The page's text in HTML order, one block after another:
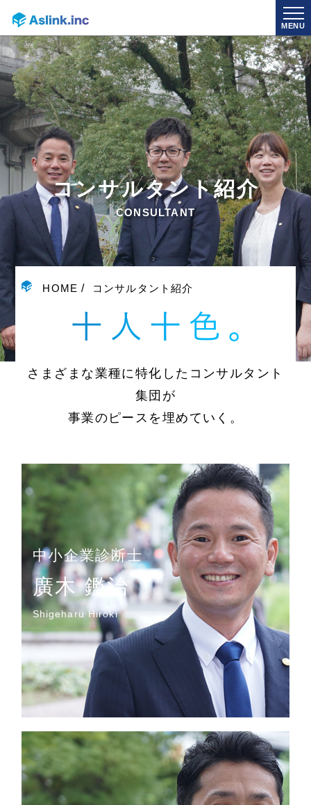
MENU
コンサルタント紹介
CONSULTANT
HOME コンサルタント紹介
さまざまな業種に特化したコンサルタント
集団が
事業のピースを埋めていく。
中小企業診断士
廣木 鑑治
Shigeharu Hiroki